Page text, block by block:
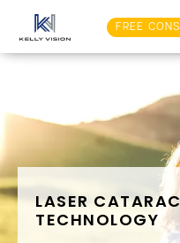
FREE
LASER
TECHNOLOGY